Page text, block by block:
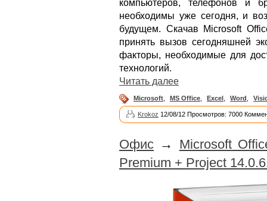
компьютеров, телефонов и
необходимы уже сегодня, и
будущем. Скачав Microsoft
принять вызов сегодняшней
факторы, необходимые для
технологий.
Читать далее
Microsoft MS Office Excel Word
Krokoz 12/08/12 Просмотров: 7000
Офис → Microsoft
Premium + Project